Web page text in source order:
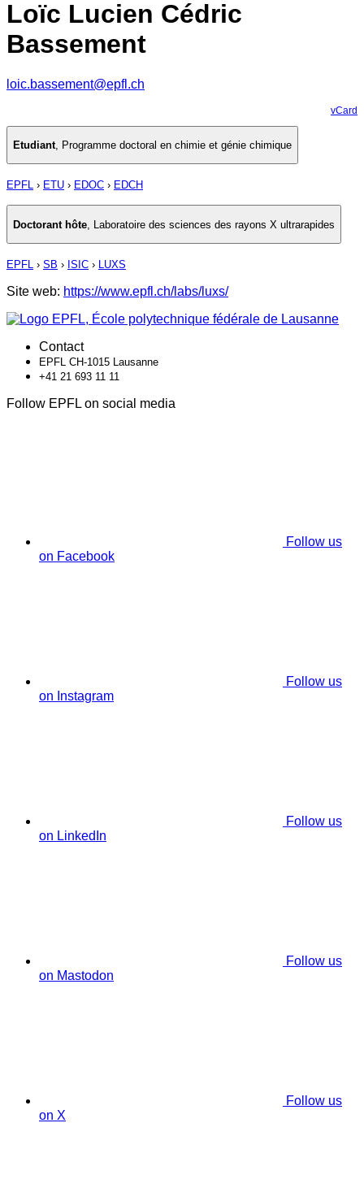
Loïc Lucien Cédric
Bassement
loic.bassement@epfl.ch
vCard
Etudiant, Programme doctoral en chimie et génie chimique
EPFL › ETU › EDOC › EDCH
Doctorant hôte Laboratoire des sciences des rayons X ultrarapides
EPFL › SB › ISIC › LUXS
Site web: https://www.epfl.ch/labs/luxs/
Contact
EPFL CH-1015 Lausanne
+41 21 693 11 11
Follow EPFL on social media
Follow us
on Facebook
Follow us
on Instagram
Follow us
on LinkedIn
Follow us
on Mastodon
Follow us
on X